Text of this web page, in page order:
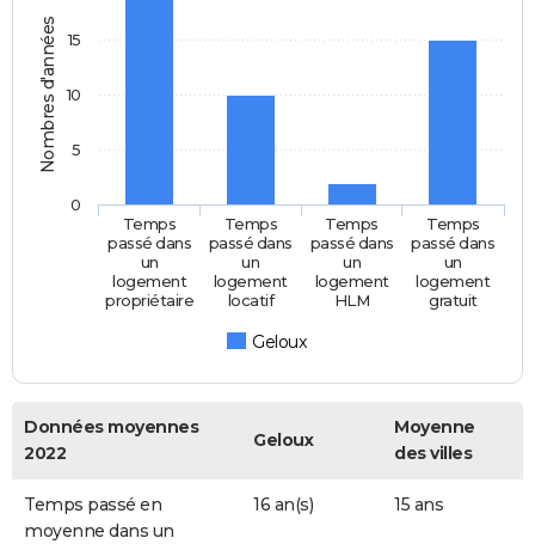
Nombres d'années
Geloux
Temps
passé dans
un
logement
propriétaire
Temps
passé dans
un
logement
locatif
Temps
passé dans
un
logement
HLM
Temps
passé dans
un
logement
gratuit
0
5
10
15
Données moyennes
2022
Geloux
Moyenne
des villes
Temps passé en
moyenne dans un
16 an(s) 15 ans